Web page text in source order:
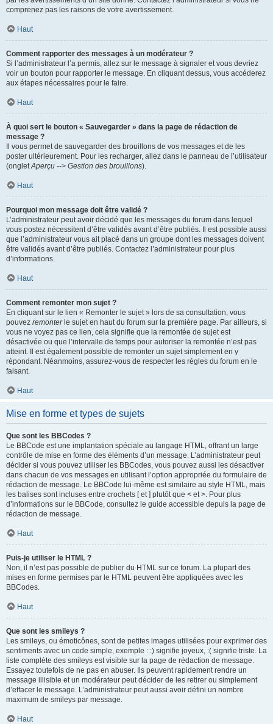
comprenez pas les raisons de votre avertissement.
Haut
Comment rapporter des messages à un modérateur ?
Si l’administrateur l’a permis, allez sur le message à signaler et vous devriez
voir un bouton pour rapporter le message. En cliquant dessus, vous accéderez
aux étapes nécessaires pour le faire.
Haut
À quoi sert le bouton « Sauvegarder » dans la page de rédaction de
message ?
Il vous permet de sauvegarder des brouillons de vos messages et de les
poster ultérieurement. Pour les recharger, allez dans le panneau de l’utilisateur
(ongletAperçu --> Gestion des brouillons).
Haut
Pourquoi mon message doit être validé ?
L’administrateur peut avoir décidé que les messages du forum dans lequel
vous postez nécessitent d’être validés avant d’être publiés. Il est possible aussi
que l’administrateur vous ait placé dans un groupe dont les messages doivent
être validés avant d’être publiés. Contactez l’administrateur pour plus
d’informations.
Haut
Comment remonter mon sujet ?
En cliquant sur le lien « Remonter le sujet » lors de sa consultation, vous
pouvez remonterle sujet en haut du forum sur la première page. Par ailleurs, si
vous ne voyez pas ce lien, cela signifie que la remontée de sujet est
désactivée ou que l’intervalle de temps pour autoriser la remontée n’est pas
atteint. Il est également possible de remonter un sujet simplement en y
répondant. Néanmoins, assurez-vous de respecter les règles du forum en le
faisant.
Haut
Mise en forme et types de sujets
Que sont les BBCodes ?
Le BBCode est une implantation spéciale au langage HTML, offrant un large
contrôle de mise en forme des éléments d’un message. L’administrateur peut
décider si vous pouvez utiliser les BBCodes, vous pouvez aussi les désactiver
dans chacun de vos messages en utilisant l’option appropriée du formulaire de
rédaction de message. Le BBCode lui-même est similaire au style HTML, mais
les balises sont incluses entre crochets [ et ] plutôt que < et >. Pour plus
d’informations sur le BBCode, consultez le guide accessible depuis la page de
rédaction de message.
Haut
Puis-je utiliser le HTML ?
Non, il n’est pas possible de publier du HTML sur ce forum. La plupart des
mises en forme permises par le HTML peuvent être appliquées avec les
BBCodes.
Haut
Que sont les smileys ?
Les smileys, ou émoticônes, sont de petites images utilisées pour exprimer des
sentiments avec un code simple, exemple : :) signifie joyeux, :( signifie triste. La
liste complète des smileys est visible sur la page de rédaction de message.
Essayez toutefois de ne pas en abuser. Ils peuvent rapidement rendre un
message illisible et un modérateur peut décider de les retirer ou simplement
d’effacer le message. L’administrateur peut aussi avoir défini un nombre
maximum de smileys par message.
Haut